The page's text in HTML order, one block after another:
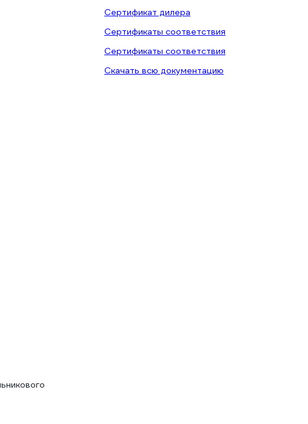
Сертификат дилера
Сертификаты соответствия
Сертификаты соответствия
Скачать всю документацию